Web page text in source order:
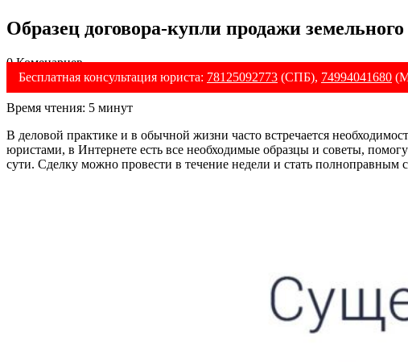
Образец договора-купли продажи земельного
0 Коменариев
Бесплатная консультация юриста: 78125092773 (СПБ), 74994041680
Время чтения: 5 минут
В деловой практике и в обычной жизни часто встречается
юристами, в Интернете есть все необходимые образцы и советы,
сути. Сделку можно провести в течение недели и стать полноправным